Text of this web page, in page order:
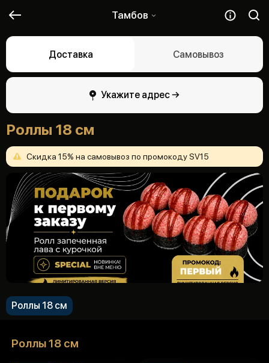
Тамбов
Доставка Самовывоз
Укажите адрес →
Роллы 18 см
Скидка 15% на самовывоз по промокодуSV15
Роллы 18 см
Роллы 18 см